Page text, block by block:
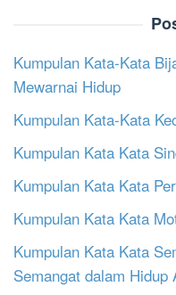
Kumpulan Kata-Kata
Mewarnai Hidup
Kumpulan Kata-Kata
Kumpulan Kata Kata
Kumpulan Kata Kata
Kumpulan Kata Kata
Kumpulan Kata Kata
Semangat dalam Hidup